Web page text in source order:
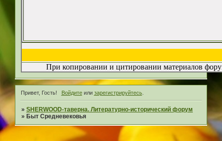
При копировании и цитировании материалов
Привет, Гость! Войдитеили зарегистрируйтесь.
»SHERWOOD-таверна. Литературно-исторический форум
»Быт Средневековья